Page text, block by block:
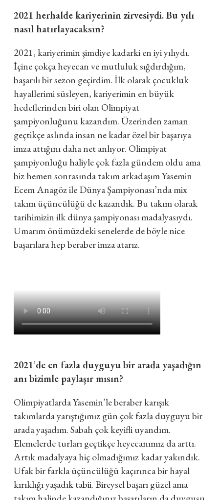
2021 herhalde kariyerinin zirvesiydi. Bu yılı
nasıl hatırlayacaksın?
2021, kariyerimin şimdiye kadarki en iyi yılıydı.
İçine çokça heyecan ve mutluluk sığdırdığım,
başarılı bir sezon geçirdim. İlk olarak çocukluk
hayallerimi süsleyen, kariyerimin en büyük
hedeflerinden biri olan Olimpiyat
şampiyonluğunu kazandım. Üzerinden zaman
geçtikçe aslında insan ne kadar özel bir başarıya
imza attığını daha net anlıyor. Olimpiyat
şampiyonluğu haliyle çok fazla gündem oldu ama
biz hemen sonrasında takım arkadaşım Yasemin
Ecem Anagöz ile Dünya Şampiyonası’nda mix
takım üçüncülüğü de kazandık. Bu takım olarak
tarihimizin ilk dünya şampiyonası madalyasıydı.
Umarım önümüzdeki senelerde de böyle nice
başarılara hep beraber imza atarız.
2021’de en fazla duyguyu bir arada yaşadığın
anı bizimle paylaşır mısın?
Olimpiyatlarda Yasemin’le beraber karışık
takımlarda yarıştığımız gün çok fazla duyguyu bir
arada yaşadım. Sabah çok keyifli uyandım.
Elemelerde turları geçtikçe heyecanımız da arttı.
Artık madalyaya hiç olmadığımız kadar yakındık.
Ufak bir farkla üçüncülüğü kaçırınca bir hayal
kırıklığı yaşadık tabii. Bireysel başarı güzel ama